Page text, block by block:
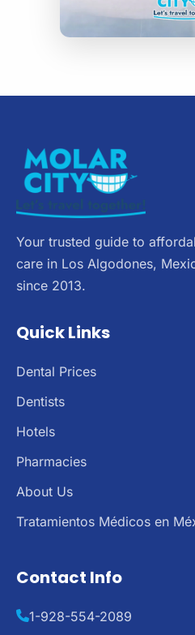
Your trusted guide to
care in Los Algodones,
since 2013.
Quick Links
Dental Prices
Dentists
Hotels
Pharmacies
About Us
Tratamientos Médicos en
Contact Info
1-928-554-2089